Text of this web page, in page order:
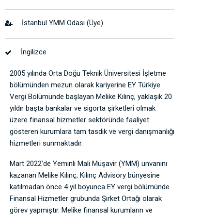
İstanbul YMM Odası (Üye)
İngilizce
2005 yılında Orta Doğu Teknik Üniversitesi İşletme
bölümünden mezun olarak kariyerine EY Türkiye
Vergi Bölümünde başlayan Melike Kılınç, yaklaşık 20
yıldır başta bankalar ve sigorta şirketleri olmak
üzere finansal hizmetler sektöründe faaliyet
gösteren kurumlara tam tasdik ve vergi danışmanlığı
hizmetleri sunmaktadır.
Mart 2022’de Yeminli Mali Müşavir (YMM) unvanını
kazanan Melike Kılınç, Kılınç Advisory bünyesine
katılmadan önce 4 yıl boyunca EY vergi bölümünde
Finansal Hizmetler grubunda Şirket Ortağı olarak
görev yapmıştır. Melike finansal kurumların ve